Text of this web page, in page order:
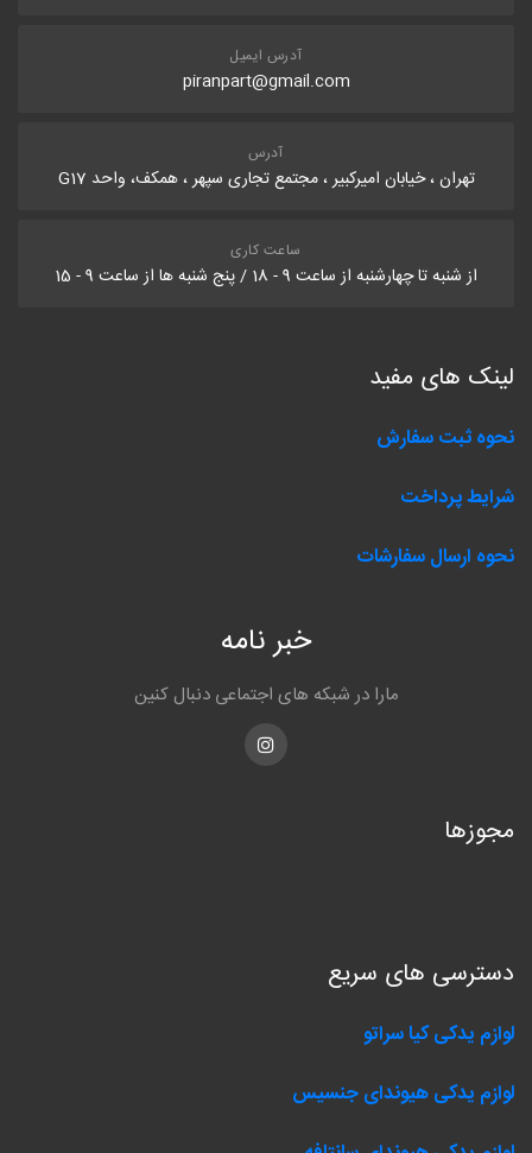
آدرس ایمیل
piranpart@gmail.com
آدرس
تهران ، خیابان امیرکبیر ، مجتمع تجاری سپهر ، همکف، واحد G17
ساعت کاری
از شنبه تا چهارشنبه از ساعت 9 - 18 / پنج شنبه ها از ساعت 9 - 15
لینک های مفید
نحوه ثبت سفارش
شرایط پرداخت
نحوه ارسال سفارشات
خبر نامه
مارا در شبکه های اجتماعی دنبال کنین
Instagram
مجوزها
دسترسی های سریع
لوازم یدکی کیا سراتو
لوازم یدکی هیوندای جنسیس